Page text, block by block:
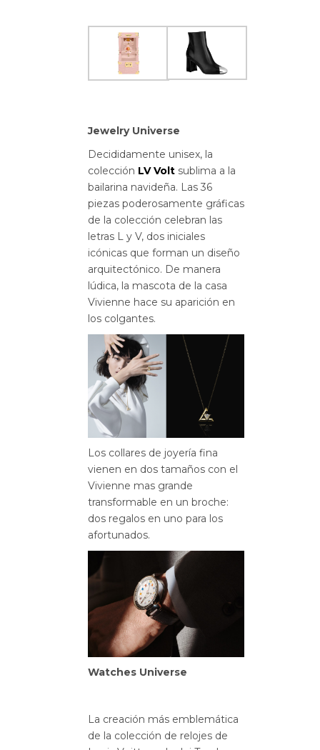
Jewelry Universe
Decididamente unisex, la
colección LV Volt sublima a la
bailarina navideña. Las 36
piezas poderosamente gráficas
de la colección celebran las
letras L y V, dos iniciales
icónicas que forman un diseño
arquitectónico. De manera
lúdica, la mascota de la casa
Vivienne hace su aparición en
los colgantes.
Los collares de joyería fina
vienen en dos tamaños con el
Vivienne mas grande
transformable en un broche:
dos regalos en uno para los
afortunados.
Watches Universe
La creación más emblemática
de la colección de relojes de